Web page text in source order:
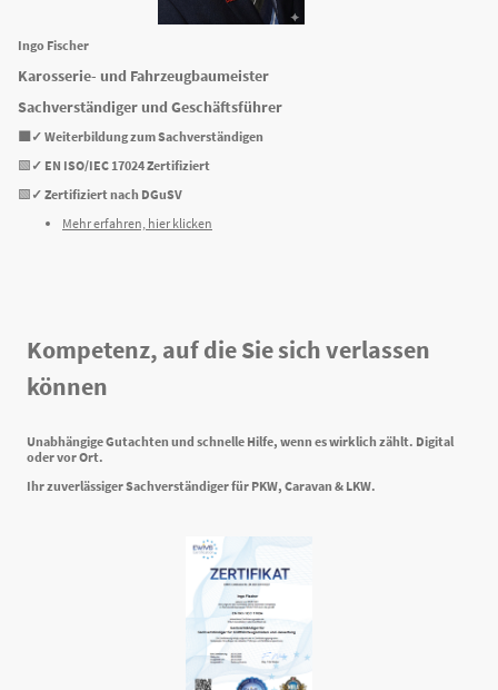
Ingo Fischer
Karosserie- und Fahrzeugbaumeister
Sachverständiger und Geschäftsführer
🟩✓ Weiterbildung zum Sachverständigen
🟩 ✓ EN ISO/IEC 17024 Zertifiziert
🟩 ✓ Zertifiziert nach DGuSV
Mehr erfahren, hier klicken
Kompetenz, auf die Sie sich verlassen
können
Unabhängige Gutachten und schnelle Hilfe, wenn es wirklich zählt. Digital
oder vor Ort.
Ihr zuverlässiger Sachverständiger für PKW, Caravan & LKW.